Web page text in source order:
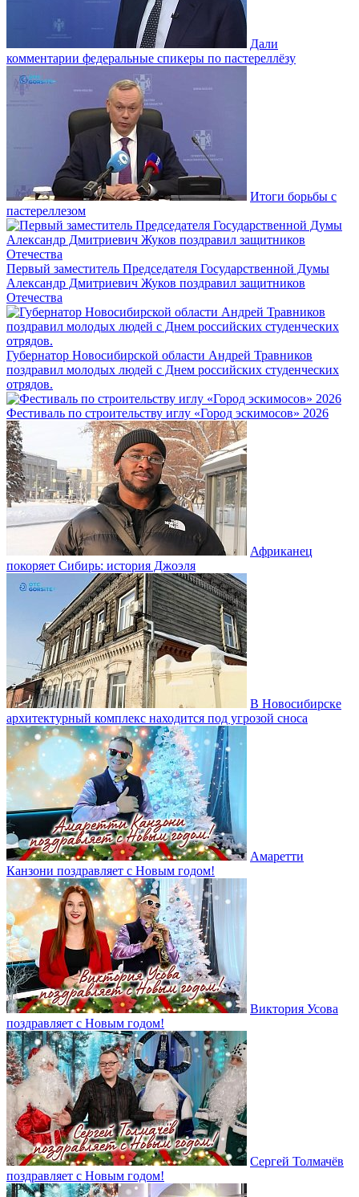
Дали
комментарии федеральные спикеры по пастереллёзу
Итоги борьбы с
пастереллезом
Первый заместитель Председателя Государственной Думы
Александр Дмитриевич Жуков поздравил защитников
Отечества
Губернатор Новосибирской области Андрей Травников
поздравил молодых людей с Днем российских студенческих
отрядов.
Фестиваль по строительству иглу «Город эскимосов» 2026
Африканец
покоряет Сибирь: история Джоэля
В Новосибирске
архитектурный комплекс находится под угрозой сноса
Амаретти
Канзони поздравляет с Новым годом!
Виктория Усова
поздравляет с Новым годом!
Сергей Толмачёв
поздравляет с Новым годом!